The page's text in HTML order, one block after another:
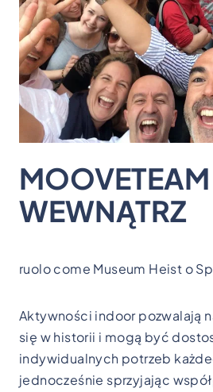
MOOVETEAM
WEWNĄTRZ
ruolo come Museum Heist o
Aktywności indoor pozwalają
się w historii i mogą być
indywidualnych potrzeb
jednocześnie sprzyjając